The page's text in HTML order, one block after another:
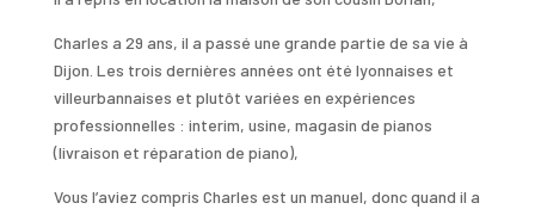
Charles a 29 ans, il a passé une grande partie de sa vie à
Dijon. Les trois dernières années ont été lyonnaises et
villeurbannaises et plutôt variées en expériences
professionnelles : interim, usine, magasin de pianos
(livraison et réparation de piano),
Vous l’aviez compris Charles est un manuel, donc quand il a